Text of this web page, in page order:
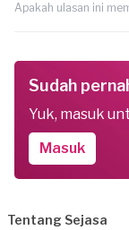
Apakah ulasan ini
Sudah
Yuk, masuk
Masuk
Tentang Sejasa